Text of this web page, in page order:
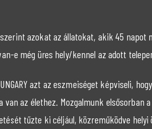
azokat az állatokat, akik 45 napot
e még üres hely/kennel az adott
azt az eszmeiséget képviseli,
van az élethez. Mozgalmunk
tűzte ki céljául, közreműködve